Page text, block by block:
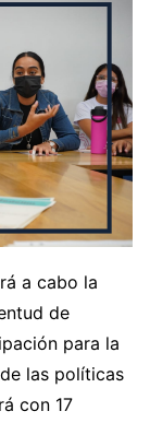
a cabo la
de
para la
las políticas
con 17